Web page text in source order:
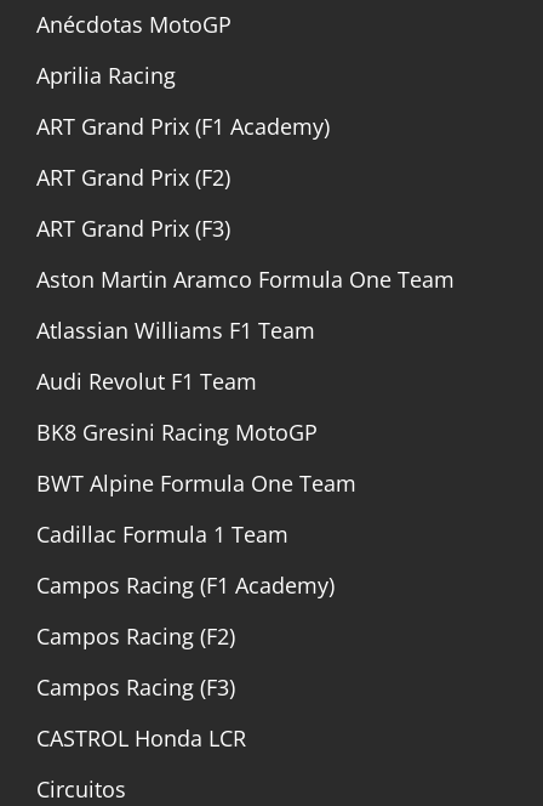
Anécdotas MotoGP
Aprilia Racing
ART Grand Prix (F1 Academy)
ART Grand Prix (F2)
ART Grand Prix (F3)
Aston Martin Aramco Formula One Team
Atlassian Williams F1 Team
Audi Revolut F1 Team
BK8 Gresini Racing MotoGP
BWT Alpine Formula One Team
Cadillac Formula 1 Team
Campos Racing (F1 Academy)
Campos Racing (F2)
Campos Racing (F3)
CASTROL Honda LCR
Circuitos